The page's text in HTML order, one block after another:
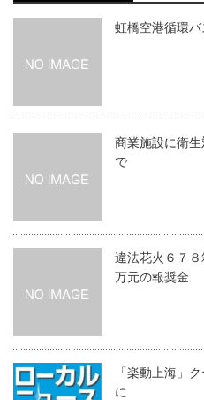
虹橋空港循環
商業施設に衛
で
違法花火６７
万元の報奨金
「楽動上海」
に